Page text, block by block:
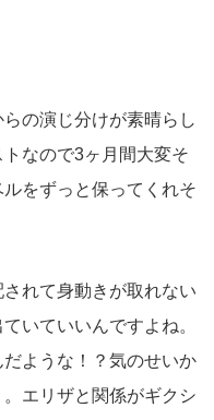
の演じ分けが素晴らし
なので3ヶ月間大変そ
をずっと保ってくれそ
れて身動きが取れない
いていいんですよね。
ような！？気のせいか
エリザと関係がギクシ